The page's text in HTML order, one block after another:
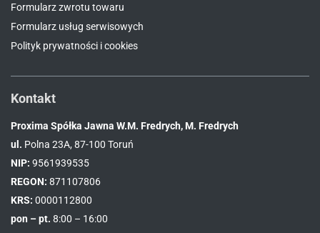
Formularz zwrotu towaru
Formularz usług serwisowych
Polityk prywatności i cookies
Kontakt
Proxima Spółka Jawna W.M. Fredrych, M. Fredrych
ul. Polna 23A, 87-100 Toruń
NIP: 9561939535
REGON: 871107806
KRS: 0000112800
pon – pt. 8:00 – 16:00